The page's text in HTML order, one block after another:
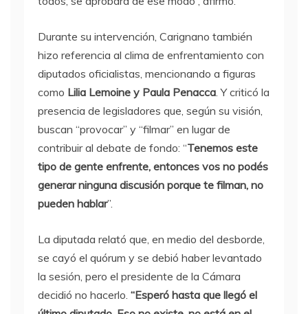
Durante su intervención, Carignano también
hizo referencia al clima de enfrentamiento con
diputados oficialistas, mencionando a figuras
como Lilia Lemoine y Paula Penacca. Y criticó la
presencia de legisladores que, según su visión,
buscan “provocar” y “filmar” en lugar de
contribuir al debate de fondo: “Tenemos este
tipo de gente enfrente, entonces vos no podés
generar ninguna discusión porque te filman, no
pueden hablar”.
La diputada relató que, en medio del desborde,
se cayó el quórum y se debió haber levantado
la sesión, pero el presidente de la Cámara
decidió no hacerlo. “Esperó hasta que llegó el